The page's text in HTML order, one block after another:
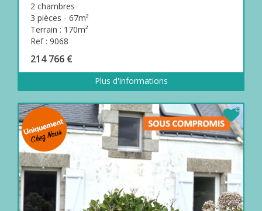
2 chambres
3 pièces - 67m²
Terrain : 170m²
Ref : 9068
214 766 €
Plus d'informations